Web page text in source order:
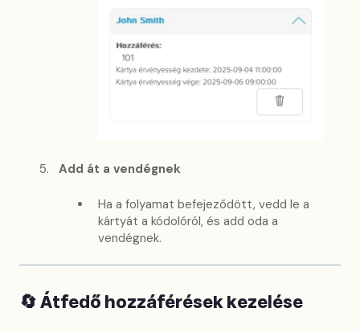
Add át a vendégnek
Ha a folyamat befejeződött, vedd le a
kártyát a kódolóról, és add oda a
vendégnek.
🔄 Átfedő hozzáférések kezelése